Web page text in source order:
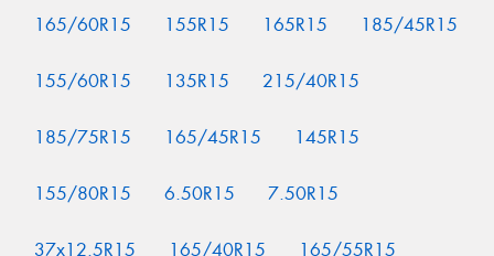
165/60R15 155R15 165R15 185/45R15
155/60R15 135R15 215/40R15
185/75R15 165/45R15 145R15
155/80R15 6.50R15 7.50R15
37x12.5R15 165/40R15 165/55R15